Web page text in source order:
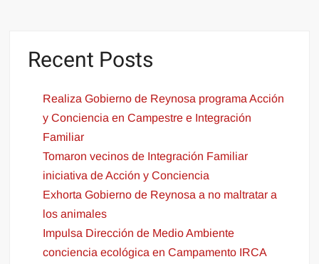
Recent Posts
Realiza Gobierno de Reynosa programa Acción
y Conciencia en Campestre e Integración
Familiar
Tomaron vecinos de Integración Familiar
iniciativa de Acción y Conciencia
Exhorta Gobierno de Reynosa a no maltratar a
los animales
Impulsa Dirección de Medio Ambiente
conciencia ecológica en Campamento IRCA